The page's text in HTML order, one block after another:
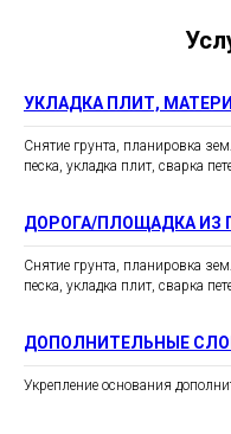
УКЛАДКА ПЛИТ,
Снятие грунта, планировка
песка, укладка плит, сварка
ДОРОГА/ПЛОЩАДКА ИЗ
Снятие грунта, планировка
песка, укладка плит, сварка
ДОПОЛНИТЕЛЬНЫЕ
Укрепление основания